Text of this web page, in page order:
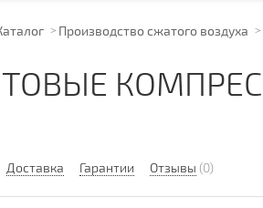
Производство сжатого воздуха
Доставка Гарантии Отзывы (0)